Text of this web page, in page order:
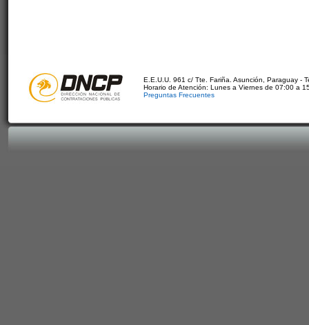
E.E.U.U. 961 c/ Tte. Fariña. Asunción, Paraguay -
Horario de Atención: Lunes a Viernes de 07:00 a
Preguntas Frecuentes